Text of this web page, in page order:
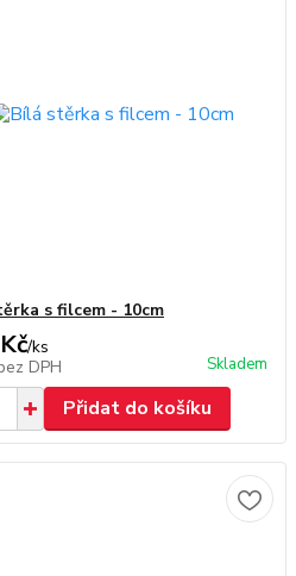
s filcem - 10cm
/ks
DPH Skladem
Přidat do košíku